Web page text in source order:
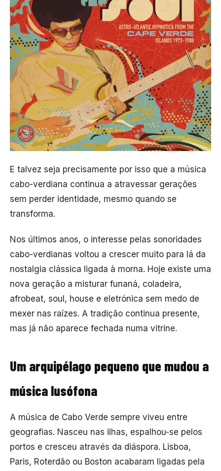
E talvez seja precisamente por isso que a música
cabo-verdiana continua a atravessar gerações
sem perder identidade, mesmo quando se
transforma.
Nos últimos anos, o interesse pelas sonoridades
cabo-verdianas voltou a crescer muito para lá da
nostalgia clássica ligada à morna. Hoje existe uma
nova geração a misturar funaná, coladeira,
afrobeat, soul, house e eletrónica sem medo de
mexer nas raízes. A tradição continua presente,
mas já não aparece fechada numa vitrine.
Um arquipélago pequeno que mudou a
música lusófona
A música de Cabo Verde sempre viveu entre
geografias. Nasceu nas ilhas, espalhou-se pelos
portos e cresceu através da diáspora. Lisboa,
Paris, Roterdão ou Boston acabaram ligadas pela